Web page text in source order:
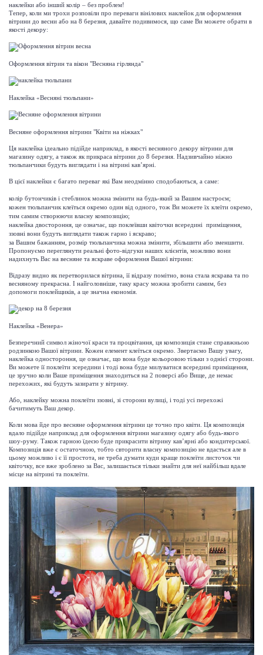
наклейки або інший колір – без проблем!
Тепер, коли ми трохи розповіли про переваги вінілових наклейок для оформлення
вітрини до весни або на 8 березня, давайте подивимося, що саме Ви можете обрати в
якості декору:
Оформлення вітрин та вікон "Весняна гірлянда"
Наклейка «Весняні тюльпани»
Весняне оформлення вітрини "Квіти на ніжках"
Ця наклейка ідеально підійде наприклад, в якості весняного декору вітрини для
магазину одягу, а також як прикраса вітрини до 8 березня. Надзивчайно ніжно
тюльпанчики будуть виглядати і на вітрині кав’ярні.
В цієї наклейки є багато переваг які Вам неодмінно сподобаються, а саме:
колір бутончиків і стеблинок можна змінити на будь-який за Вашим настроєм;
кожен тюльпанчик клеїться окремо один від одного, тож Ви можете їх клеїти окремо,
тим самим створюючи власну композицію;
наклейка двостороння, це означає, що поклеївши квіточки всередині приміщення,
ззовні вони будуть виглядати також гарно і яскраво;
за Вашим бажанням, розмір тюльпанчика можна змінити, збільшити або зменшити.
Пропонуємо переглянути реальні фото-відгуки наших клієнтів, можливо вони
надихнуть Вас на весняне та яскраве оформлення Вашої вітрини:
Відразу видно як перетворилася вітрина, її відразу помітно, вона стала яскрава та по
весняному прекрасна. І найголовніше, таку красу можна зробити самим, без
допомоги поклейщиків, а це значна економія.
Наклейка «Венера»
Безперечний символ жіночої краси та процвітання, ця композиція стане справжньою
родзинкою Вашої вітрини. Кожен елемент клеїться окремо. Звертаємо Вашу увагу,
наклейка одностороння, це означає, що вона буде кольоровою тільки з однієї сторони.
Ви можете її поклеїти зсередини і тоді вона буде милуватися всередині приміщення,
це зручно коли Ваше приміщення знаходиться на 2 поверсі або Вище, де немає
перехожих, які будуть зазирати у вітрину.
Або, наклейку можна поклеїти ззовні, зі сторони вулиці, і тоді усі перехожі
бачитимуть Ваш декор.
Коли мова йде про весняне оформлення вітрини це точно про квіти. Ця композиція
вдало підійде наприклад для оформлення вітрини магазину одягу або будь-якого
шоу-руму. Також гарною їдеєю буде прикрасити вітрину кав’ярні або кондитерської.
Композиція вже є остаточною, тобто свторити власну композицію не вдасться але в
цьому можливо і є її простота, не треба думати куди краще поклеїти листочок чи
квіточку, все вже зроблено за Вас, залишається тільки знайти для неї найбільш вдале
місце на вітрині та поклеїти.